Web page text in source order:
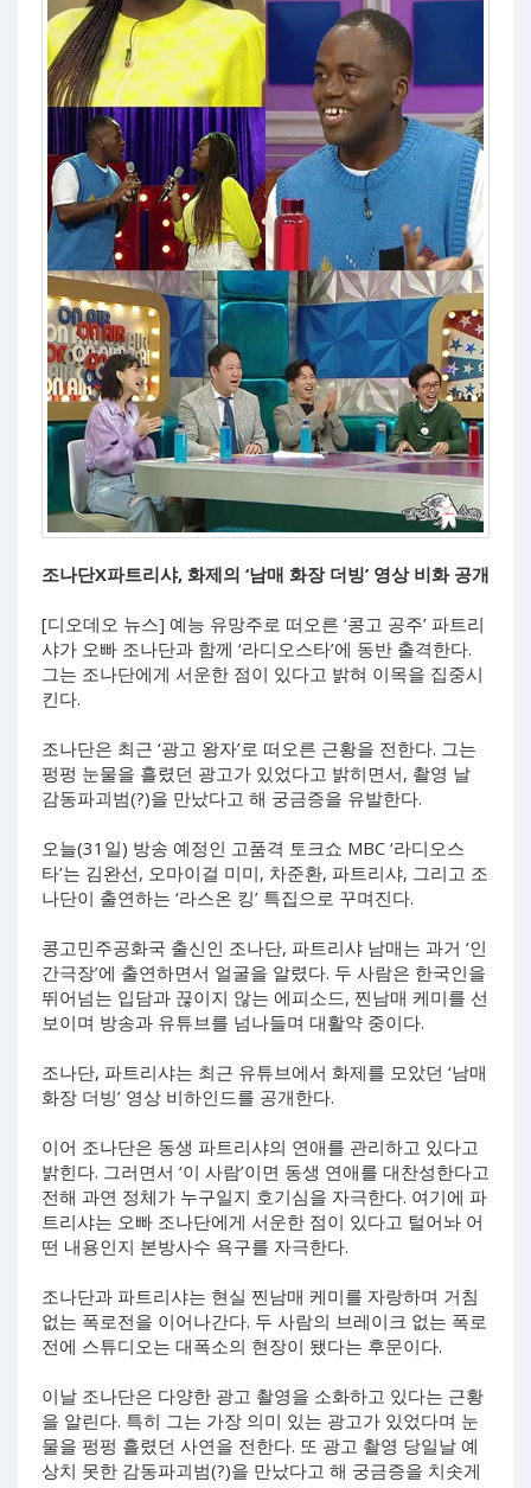
조나단X파트리샤, 화제의 ‘남매 화장 더빙’ 영상 비화 공개
[디오데오 뉴스] 예능 유망주로 떠오른 ‘콩고 공주’ 파트리
샤가 오빠 조나단과 함께 ‘라디오스타’에 동반 출격한다.
그는 조나단에게 서운한 점이 있다고 밝혀 이목을 집중시
킨다.
조나단은 최근 ‘광고 왕자’로 떠오른 근황을 전한다. 그는
펑펑 눈물을 흘렸던 광고가 있었다고 밝히면서, 촬영 날
감동파괴범(?)을 만났다고 해 궁금증을 유발한다.
오늘(31일) 방송 예정인 고품격 토크쇼 MBC ‘라디오스
타’는 김완선, 오마이걸 미미, 차준환, 파트리샤, 그리고 조
나단이 출연하는 ‘라스온 킹’ 특집으로 꾸며진다.
콩고민주공화국 출신인 조나단, 파트리샤 남매는 과거 ‘인
간극장’에 출연하면서 얼굴을 알렸다. 두 사람은 한국인을
뛰어넘는 입담과 끊이지 않는 에피소드, 찐남매 케미를 선
보이며 방송과 유튜브를 넘나들며 대활약 중이다.
조나단, 파트리샤는 최근 유튜브에서 화제를 모았던 ‘남매
화장 더빙’ 영상 비하인드를 공개한다.
이어 조나단은 동생 파트리샤의 연애를 관리하고 있다고
밝힌다. 그러면서 ‘이 사람’이면 동생 연애를 대찬성한다고
전해 과연 정체가 누구일지 호기심을 자극한다. 여기에 파
트리샤는 오빠 조나단에게 서운한 점이 있다고 털어놔 어
떤 내용인지 본방사수 욕구를 자극한다.
조나단과 파트리샤는 현실 찐남매 케미를 자랑하며 거침
없는 폭로전을 이어나간다. 두 사람의 브레이크 없는 폭로
전에 스튜디오는 대폭소의 현장이 됐다는 후문이다.
이날 조나단은 다양한 광고 촬영을 소화하고 있다는 근황
을 알린다. 특히 그는 가장 의미 있는 광고가 있었다며 눈
물을 펑펑 흘렸던 사연을 전한다. 또 광고 촬영 당일날 예
상치 못한 감동파괴범(?)을 만났다고 해 궁금증을 치솟게